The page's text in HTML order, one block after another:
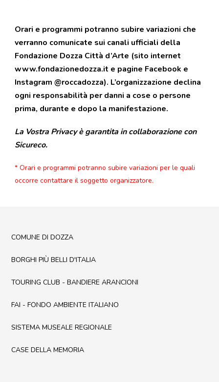
Orari e programmi potranno subire variazioni che
verranno comunicate sui canali ufficiali della
Fondazione Dozza Città d’Arte (sito internet
www.fondazionedozza.it e pagine Facebook e
Instagram @roccadozza). L’organizzazione declina
ogni responsabilità per danni a cose o persone
prima, durante e dopo la manifestazione.
La Vostra Privacy è garantita in collaborazione con
Sicureco.
* Orari e programmi potranno subire variazioni per le quali
occorre contattare il soggetto organizzatore.
COMUNE DI DOZZA
BORGHI PIÙ BELLI D'ITALIA
TOURING CLUB - BANDIERE ARANCIONI
FAI - FONDO AMBIENTE ITALIANO
SISTEMA MUSEALE REGIONALE
CASE DELLA MEMORIA